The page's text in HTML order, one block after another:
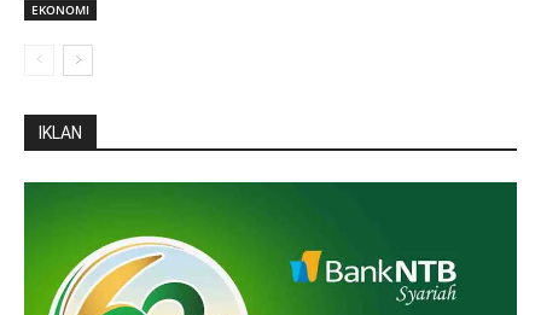
EKONOMI
IKLAN